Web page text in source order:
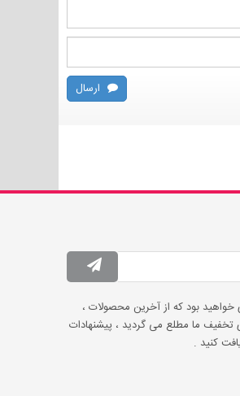
ارسال
خواهید بود که از آخرین محصولات ،
ما مطلع می گردید ، پیشنهادات
کنید .